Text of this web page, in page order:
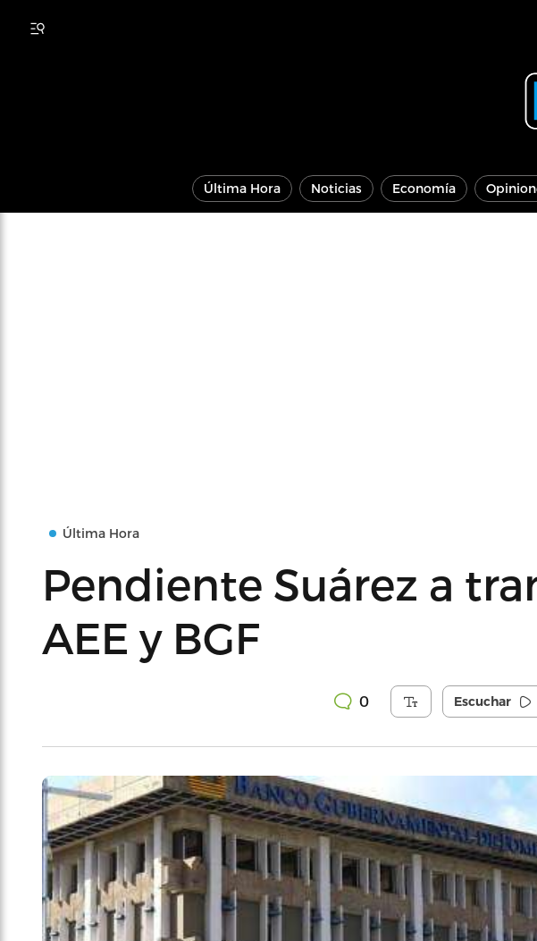
Última Hora Noticias Economía
Última Hora
Pendiente Suárez a
AEE y BGF
0 Escuchar